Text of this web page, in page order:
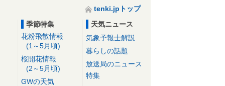
tenki.jpトップ
季節特集
花粉飛散情報
(1～5月頃)
桜開花情報
(2～5月頃)
GWの天気
天気ニュース
気象予報士解説
暮らしの話題
放送局のニュース
特集